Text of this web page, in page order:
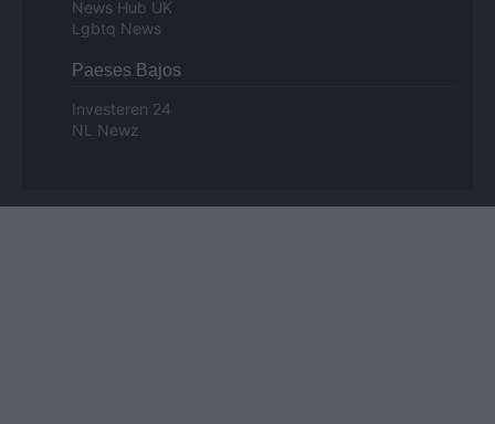
News Hub UK
Lgbtq News
Paeses Bajos
Investeren 24
NL Newz